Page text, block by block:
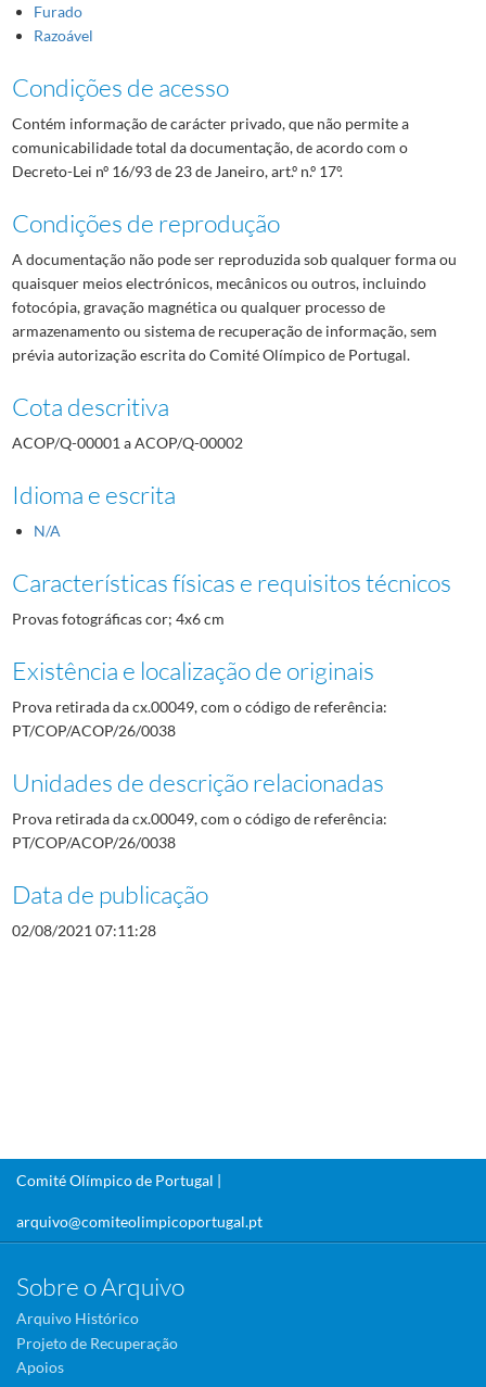
Furado
Razoável
Condições de acesso
Contém informação de carácter privado, que não permite a
comunicabilidade total da documentação, de acordo com o
Decreto-Lei nº 16/93 de 23 de Janeiro, art.º n.º 17º.
Condições de reprodução
A documentação não pode ser reproduzida sob qualquer forma ou
quaisquer meios electrónicos, mecânicos ou outros, incluindo
fotocópia, gravação magnética ou qualquer processo de
armazenamento ou sistema de recuperação de informação, sem
prévia autorização escrita do Comité Olímpico de Portugal.
Cota descritiva
ACOP/Q-00001 a ACOP/Q-00002
Idioma e escrita
N/A
Características físicas e requisitos técnicos
Provas fotográficas cor; 4x6 cm
Existência e localização de originais
Prova retirada da cx.00049, com o código de referência:
PT/COP/ACOP/26/0038
Unidades de descrição relacionadas
Prova retirada da cx.00049, com o código de referência:
PT/COP/ACOP/26/0038
Data de publicação
02/08/2021 07:11:28
Comité Olímpico de Portugal |
arquivo@comiteolimpicoportugal.pt
Sobre o Arquivo
Arquivo Histórico
Projeto de Recuperação
Apoios